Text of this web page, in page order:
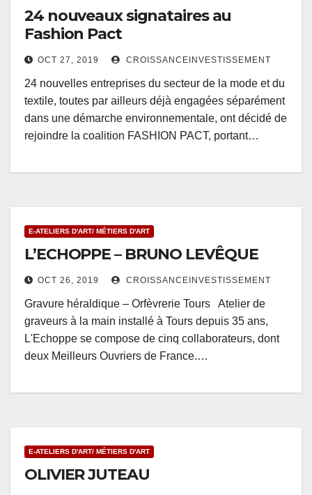
24 nouveaux signataires au
Fashion Pact
OCT 27, 2019 CROISSANCEINVESTISSEMENT
24 nouvelles entreprises du secteur de la mode et du
textile, toutes par ailleurs déjà engagées séparément
dans une démarche environnementale, ont décidé de
rejoindre la coalition FASHION PACT, portant…
E-ATELIERS D'ART/ MÉTIERS D'ART
L’ECHOPPE – BRUNO LEVÊQUE
OCT 26, 2019 CROISSANCEINVESTISSEMENT
Gravure héraldique – Orfèvrerie Tours Atelier de
graveurs à la main installé à Tours depuis 35 ans,
L'Echoppe se compose de cinq collaborateurs, dont
deux Meilleurs Ouvriers de France.…
E-ATELIERS D'ART/ MÉTIERS D'ART
OLIVIER JUTEAU